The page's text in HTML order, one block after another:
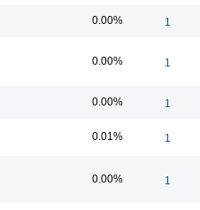
0.00% 1
0.00% 1
0.00% 1
0.01% 1
0.00% 1